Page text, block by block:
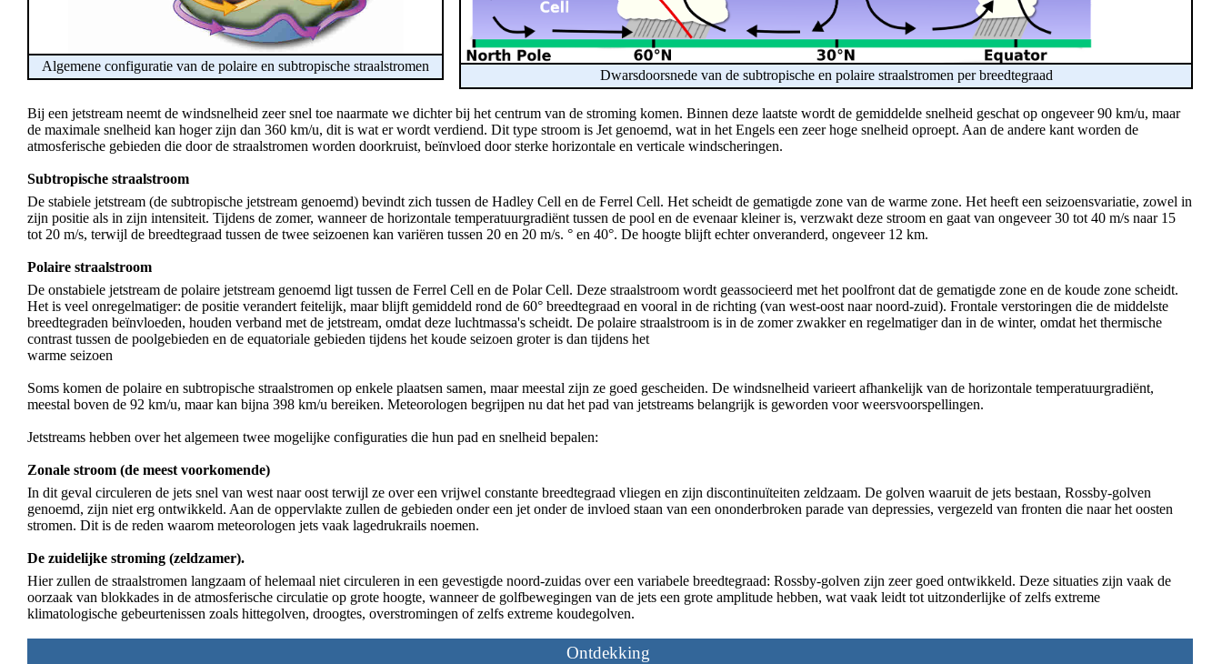
Algemene configuratie van de polaire en subtropische straalstromen
Dwarsdoorsnede van de subtropische en polaire straalstromen per breedtegraad
Bij een jetstream neemt de windsnelheid zeer snel toe naarmate we dichter bij het centrum van de stroming komen. Binnen deze laatste wordt de gemiddelde snelheid geschat op ongeveer 90 km/u, maar
de maximale snelheid kan hoger zijn dan 360 km/u, dit is wat er wordt verdiend. Dit type stroom is Jet genoemd, wat in het Engels een zeer hoge snelheid oproept. Aan de andere kant worden de
atmosferische gebieden die door de straalstromen worden doorkruist, beïnvloed door sterke horizontale en verticale windscheringen.
Subtropische straalstroom
De stabiele jetstream (de subtropische jetstream genoemd) bevindt zich tussen de Hadley Cell en de Ferrel Cell. Het scheidt de gematigde zone van de warme zone. Het heeft een seizoensvariatie, zowel in
zijn positie als in zijn intensiteit. Tijdens de zomer, wanneer de horizontale temperatuurgradiënt tussen de pool en de evenaar kleiner is, verzwakt deze stroom en gaat van ongeveer 30 tot 40 m/s naar 15
tot 20 m/s, terwijl de breedtegraad tussen de twee seizoenen kan variëren tussen 20 en 20 m/s. ° en 40°. De hoogte blijft echter onveranderd, ongeveer 12 km.
Polaire straalstroom
De onstabiele jetstream de polaire jetstream genoemd ligt tussen de Ferrel Cell en de Polar Cell. Deze straalstroom wordt geassocieerd met het poolfront dat de gematigde zone en de koude zone scheidt.
Het is veel onregelmatiger: de positie verandert feitelijk, maar blijft gemiddeld rond de 60° breedtegraad en vooral in de richting (van west-oost naar noord-zuid). Frontale verstoringen die de middelste
breedtegraden beïnvloeden, houden verband met de jetstream, omdat deze luchtmassa's scheidt. De polaire straalstroom is in de zomer zwakker en regelmatiger dan in de winter, omdat het thermische
contrast tussen de poolgebieden en de equatoriale gebieden tijdens het koude seizoen groter is dan tijdens het
warme seizoen
Soms komen de polaire en subtropische straalstromen op enkele plaatsen samen, maar meestal zijn ze goed gescheiden. De windsnelheid varieert afhankelijk van de horizontale temperatuurgradiënt,
meestal boven de 92 km/u, maar kan bijna 398 km/u bereiken. Meteorologen begrijpen nu dat het pad van jetstreams belangrijk is geworden voor weersvoorspellingen.
Jetstreams hebben over het algemeen twee mogelijke configuraties die hun pad en snelheid bepalen:
Zonale stroom (de meest voorkomende)
In dit geval circuleren de jets snel van west naar oost terwijl ze over een vrijwel constante breedtegraad vliegen en zijn discontinuïteiten zeldzaam. De golven waaruit de jets bestaan, Rossby-golven
genoemd, zijn niet erg ontwikkeld. Aan de oppervlakte zullen de gebieden onder een jet onder de invloed staan ​​van een ononderbroken parade van depressies, vergezeld van fronten die naar het oosten
stromen. Dit is de reden waarom meteorologen jets vaak lagedrukrails noemen.
De zuidelijke stroming (zeldzamer).
Hier zullen de straalstromen langzaam of helemaal niet circuleren in een gevestigde noord-zuidas over een variabele breedtegraad: Rossby-golven zijn zeer goed ontwikkeld. Deze situaties zijn vaak de
oorzaak van blokkades in de atmosferische circulatie op grote hoogte, wanneer de golfbewegingen van de jets een grote amplitude hebben, wat vaak leidt tot uitzonderlijke of zelfs extreme
klimatologische gebeurtenissen zoals hittegolven, droogtes, overstromingen of zelfs extreme koudegolven.
Ontdekking